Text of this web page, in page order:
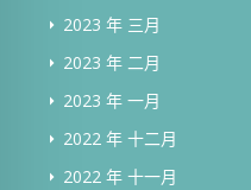
2023 年 三月
2023 年 二月
2023 年 一月
2022 年 十二月
2022 年 十一月